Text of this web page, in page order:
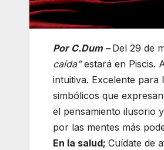
Por C.Dum –Del 29 de
caída”estará en Piscis.
intuitiva. Excelente para
simbólicos que
el pensamiento ilusorio
por las mentes más
En la salud; Cuídate de